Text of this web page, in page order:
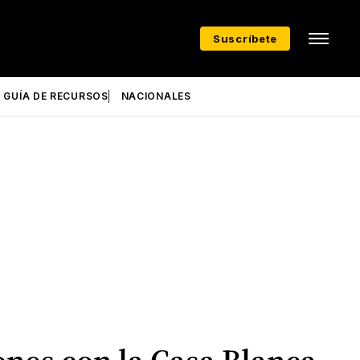
Suscríbete
GUÍA DE RECURSOS NACIONALES